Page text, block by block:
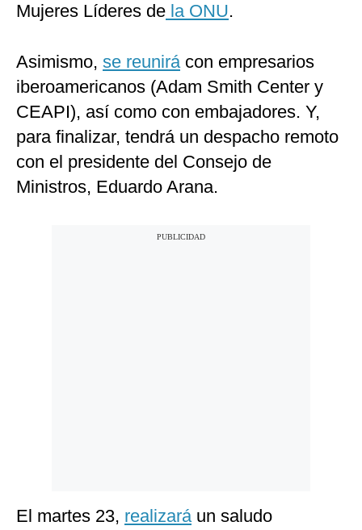
Mujeres Líderes de la ONU.
Asimismo, se reunirácon empresarios
iberoamericanos (Adam Smith Center y
CEAPI), así como con embajadores. Y,
para finalizar, tendrá un despacho remoto
con el presidente del Consejo de
Ministros, Eduardo Arana.
El martes 23, realizaráun saludo